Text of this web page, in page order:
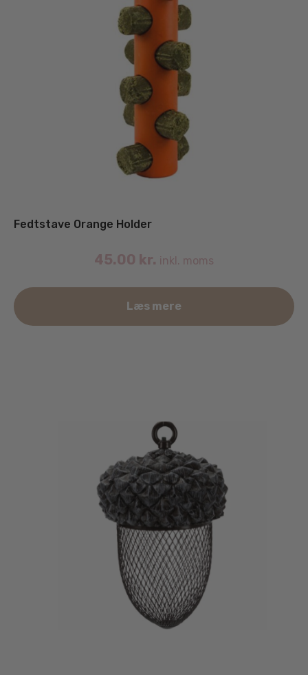
Fedtstave Orange Holder
45.00 kr. inkl. moms
Læs mere